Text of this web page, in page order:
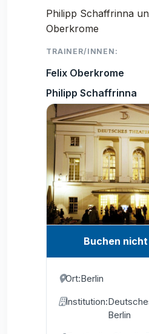
Philipp Schaffrinna
Oberkrome
TRAINER/INNEN:
Felix Oberkrome
Philipp Schaffrinna
Buchen
Ort:Berlin
Institution:
Berlin